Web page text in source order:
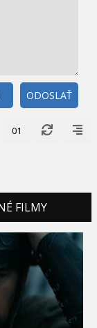
ODOSLAŤ
01
FILMY